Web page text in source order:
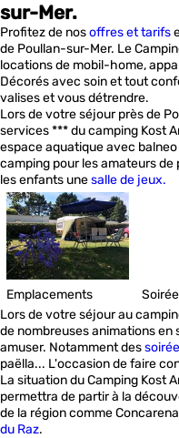
sur-Mer.
Profitez de nosoffres et tarifs
de Poullan-sur-Mer. Le
locations de mobil-home,
Décorés avec soin et tout
valises et vous détrendre.
Lors de votre séjour près de
services *** du camping Kost
espace aquatique avec
camping pour les amateurs
les enfants unesalle de jeux.
Emplacements
Lors de votre séjour au
de nombreuses animations
amuser. Notamment des
paëlla... L'occasion de faire
La situation du Camping Kost
permettra de partir à la
de la région comme
du Raz.